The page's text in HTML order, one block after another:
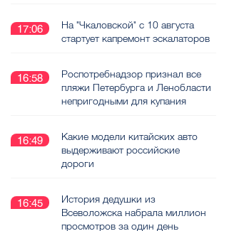
17:06
На "Чкаловской" с 10 августа
стартует капремонт эскалаторов
16:58
Роспотребнадзор признал все
пляжи Петербурга и Ленобласти
непригодными для купания
16:49
Какие модели китайских авто
выдерживают российские
дороги
16:45
История дедушки из
Всеволожска набрала миллион
просмотров за один день